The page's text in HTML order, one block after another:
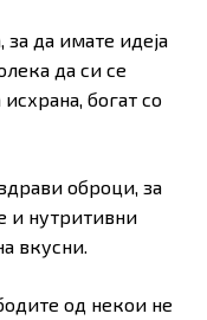
за да имате идеја
да си се
богат со
оброци, за
и нутритивни
вкусни.
од некои не